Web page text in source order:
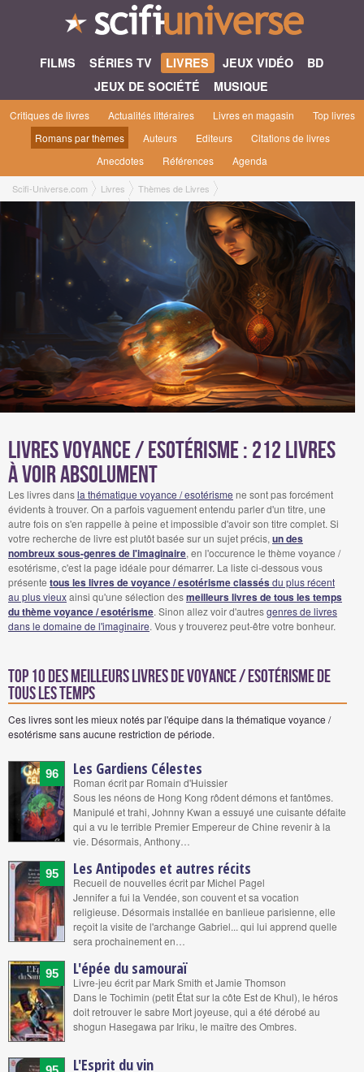
FILMS SÉRIES TV LIVRES JEUX VIDÉO
BD
JEUX DE SOCIÉTÉ
MUSIQUE
Critiques de livres Actualités littéraires Livres en magasin
Top livres
Romans par thèmes
Auteurs Editeurs
Citations de livres
Anecdotes
Références Agenda
Scifi-Universe.com Livres
Thèmes de Livres
Livres voyance / esotérisme
Livres voyance / esotérisme : 212 Livres
à voir absolument
Les livres dansla thématique voyance / esotérisme ne sont pas forcément
évidents à trouver. On a parfois vaguement entendu parler d'un titre, une
autre fois on s'en rappelle à peine et impossible d'avoir son titre complet. Si
votre recherche de livre est plutôt basée sur un sujet précis, un des
nombreux sous-genres de l'imaginaire, en l'occurence le thème voyance /
esotérisme, c'est la page idéale pour démarrer. La liste ci-dessous vous
présente tous les livres de voyance / esotérisme classésdu plus récent
au plus vieuxainsi qu'une sélection desmeilleurs livres de tous les temps
du thème voyance / esotérisme. Sinon allez voir d'autresgenres de livres
dans le domaine de l'imaginaire. Vous y trouverez peut-être votre bonheur.
Top 10 des meilleurs livres de voyance / esotérisme de
tous les temps
Ces livres sont les mieux notés par l'équipe dans la thématique voyance /
esotérisme sans aucune restriction de période.
96 Les Gardiens Célestes
Roman écrit par Romain d'Huissier
Sous les néons de Hong Kong rôdent démons et fantômes.
Manipulé et trahi, Johnny Kwan a essuyé une cuisante défaite
qui a vu le terrible Premier Empereur de Chine revenir à la
vie. Désormais, Anthony…
95 Les Antipodes et autres récits
Recueil de nouvelles écrit par Michel Pagel
Jennifer a fui la Vendée, son couvent et sa vocation
religieuse. Désormais installée en banlieue parisienne, elle
reçoit la visite de l'archange Gabriel... qui lui apprend quelle
sera prochainement en…
95 L'épée du samouraï
Livre-jeu écrit par Mark Smith et Jamie Thomson
Dans le Tochimin (petit État sur la côte Est de Khul), le héros
doit retrouver le sabre Mort joyeuse, qui a été dérobé au
shogun Hasegawa par Iriku, le maître des Ombres.
L'Esprit du vin